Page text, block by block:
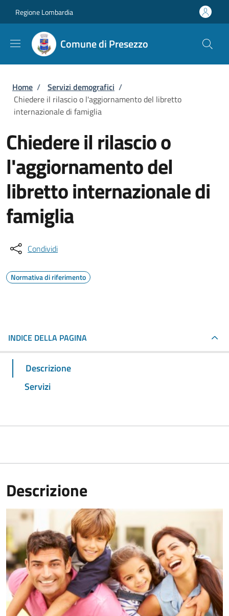
Regione Lombardia
Comune di Presezzo
Briciole di pane
Home / Servizi demografici /
Chiedere il rilascio o l'aggiornamento del libretto
internazionale di famiglia
Chiedere il rilascio o
l'aggiornamento del
libretto internazionale di
famiglia
Condividi
Normativa di riferimento
INDICE DELLA PAGINA
Descrizione
Servizi
Descrizione